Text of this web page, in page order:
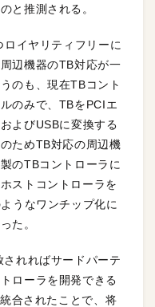
と推測される。
イヤリティフリーに
辺機器のTB対応が一
のも、現在TBコント
のみで、TBをPCIエ
よびUSBに変換する
ためTB対応の周辺機
のTBコントローラに
ストコントローラを
うなワンチップ化に
た。
れればサードパーテ
ローラを開発できる
合されたことで、将